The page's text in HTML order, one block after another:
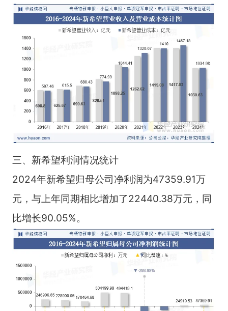
三、新希望利润情况统计
2024年新希望归母公司净利润为47359.91万
元，与上年同期相比增加了22440.38万元，同
比增长90.05%。